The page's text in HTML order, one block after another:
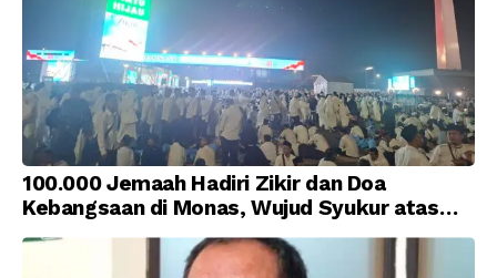
100.000 Jemaah Hadiri Zikir dan Doa
Kebangsaan di Monas, Wujud Syukur atas
Kemerdekaan Indonesia